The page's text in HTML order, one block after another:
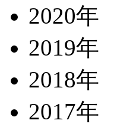
2020年
2019年
2018年
2017年